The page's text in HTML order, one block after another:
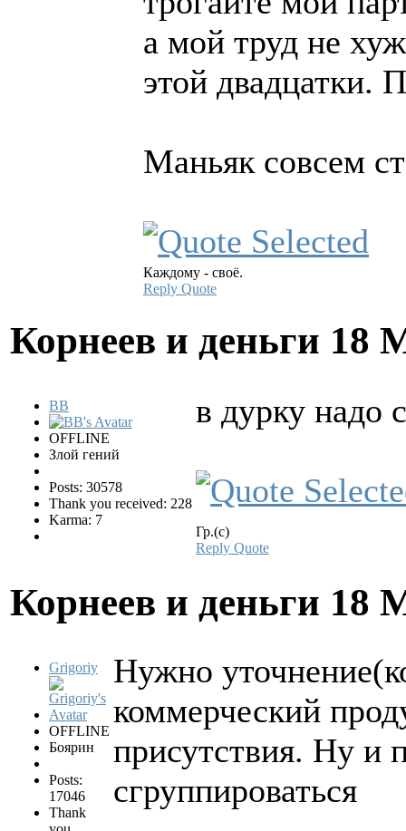
а мой труд не
этой двадцатки.
Маньяк совсем
Каждому - своё.
Reply Quote
Корнеев и деньги 18
BB
OFFLINE
Злой гений
Posts: 30578
Thank you received: 228
Karma: 7
в дурку надо
Гр.(с)
Reply Quote
Корнеев и деньги 18
Grigoriy
OFFLINE
Боярин
Posts:
17046
Thank
Нужно
коммерческий
присутствия. Ну и
сгруппироваться